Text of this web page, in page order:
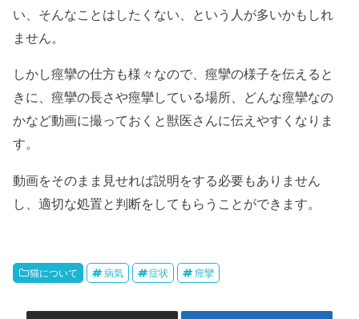
い、そんなことはしたくない、という人が多いかもしれ
ません。
しかし痙攣の仕方も様々なので、痙攣の様子を伝えると
きに、痙攣の長さや痙攣している場所、どんな痙攣なの
かなど動画に撮っておくと獣医さんに伝えやすくなりま
す。
動画をそのまま見せれば説明をする必要もありません
し、適切な処置と判断をしてもらうことができます。
猫について 病気 症状 痙攣